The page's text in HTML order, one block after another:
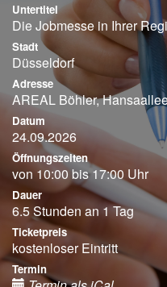
Untertitel
Die Jobmesse in Ihrer
Stadt
Düsseldorf
Adresse
AREAL Böhler,
Datum
24.09.2026
Öffnungszeiten
von 10:00 bis 17:00 Uhr
Dauer
6.5 Stunden an 1 Tag
Ticketpreis
kostenloser Eintritt
Termin